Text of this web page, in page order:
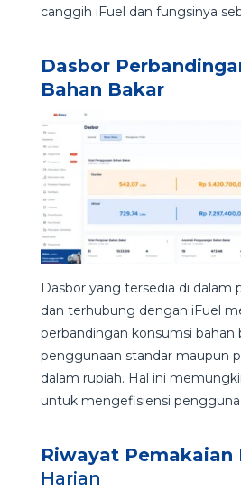
canggih iFuel dan fungsinya
Dasbor
Bahan Bakar
Dasbor yang tersedia di dalam
dan terhubung dengan iFuel
perbandingan konsumsi bahan
penggunaan standar maupun
dalam rupiah. Hal ini
untuk mengefisiensi
Riwayat Pemakaian
Harian